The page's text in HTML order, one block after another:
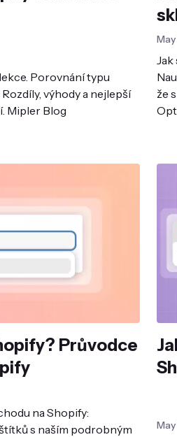
Porovnání typu
výhody a nejlepší
Mipler Blog
Jak
že
Průvodce
na Shopify:
s naším podrobným